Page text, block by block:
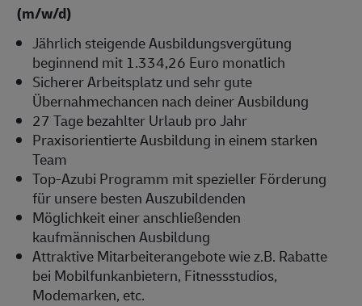
(m/w/d)
Jährlich steigende Ausbildungsvergütung
beginnend mit 1.334,26 Euro monatlich
Sicherer Arbeitsplatz und sehr gute
Übernahmechancen nach deiner Ausbildung
27 Tage bezahlter Urlaub pro Jahr
Praxisorientierte Ausbildung in einem starken
Team
Top-Azubi Programm mit spezieller Förderung
für unsere besten Auszubildenden
Möglichkeit einer anschließenden
kaufmännischen Ausbildung
Attraktive Mitarbeiterangebote wie z.B. Rabatte
bei Mobilfunkanbietern, Fitnessstudios,
Modemarken, etc.